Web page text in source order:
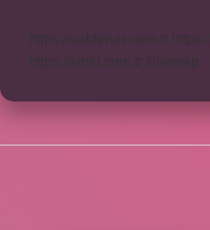
https://safderun.com.tr
https://sinto.com.tr
Sitemap